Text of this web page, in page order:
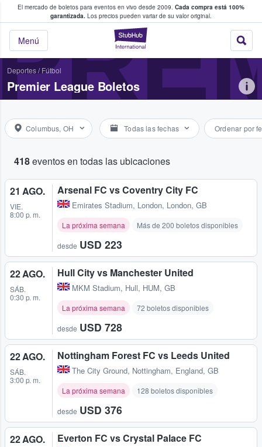
El mercado de boletos para eventos en vivo desde 2009. Cada compra está 100%
garantizada. Los precios pueden variar de su valor original.
StubHub: donde
Menú
fans compran y venden boletos
Deportes/ Fútbol
Premier League Boletos
Columbus, OH Todas las fechas Ordenar por
418eventos en todas las ubicaciones
21 AGO.
VIE.
8:00 p. m.
Arsenal FC vs Coventry City FC
Emirates Stadium, London, London, GB
La próxima semana Más de 200 boletos disponibles
desde USD 223
22 AGO.
SÁB.
0:30 p. m.
Hull City vs Manchester United
MKM Stadium, Hull, HUM, GB
La próxima semana 72 boletos disponibles
desde USD 728
22 AGO.
SÁB.
3:00 p. m.
Nottingham Forest FC vs Leeds United
The City Ground, Nottingham, England, GB
La próxima semana 128 boletos disponibles
desde USD 376
22 AGO. Everton FC vs Crystal Palace FC